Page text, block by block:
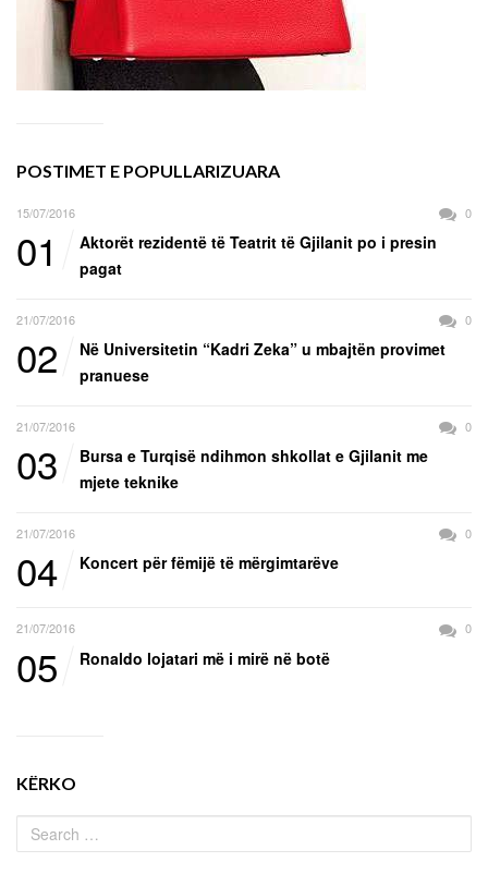
POSTIMET E POPULLARIZUARA
15/07/2016 0
01
Aktorët rezidentë të Teatrit të Gjilanit po i presin
pagat
21/07/2016 0
02
Në Universitetin “Kadri Zeka” u mbajtën provimet
pranuese
21/07/2016 0
03
Bursa e Turqisë ndihmon shkollat e Gjilanit me
mjete teknike
21/07/2016 0
04 Koncert për fëmijë të mërgimtarëve
21/07/2016 0
05 Ronaldo lojatari më i mirë në botë
KËRKO